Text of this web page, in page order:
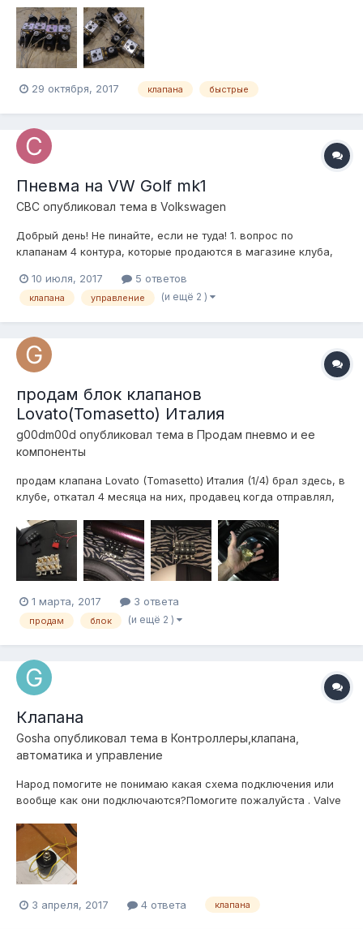
29 октября, 2017 клапана быстрые
Пневма на VW Golf mk1
СВС опубликовал тема в Volkswagen
Добрый день! Не пинайте, если не туда! 1. вопрос по
клапанам 4 контура, которые продаются в магазине клуба,
правильно их готовить чтобы получить максимальное КПД!? 1.
авто гольф мк1 2. Вес ~800 кг ~500/~300 3. Стоят бублики...
10 июля, 2017 5 ответов
клапана управление (и ещё 2 )
продам блок клапанов
Lovato(Tomasetto) Италия
g00dm00d опубликовал тема в Продам пневмо и ее
компоненты
продам клапана Lovato (Tomasetto) Италия (1/4) брал здесь, в
клубе, откатал 4 месяца на них, продавец когда отправлял,
заменить, теперь все ок. так что еще один клапан с
сердечником и катушкой в подарок (обошелся в 1к)...
1 марта, 2017 3 ответа
продам блок (и ещё 2 )
Клапана
Gosha опубликовал тема в Контроллеры,клапана,
автоматика и управление
Народ помогите не понимаю какая схема подключения или
вообще как они подключаются?Помогите пожалуйста . Valve
3 апреля, 2017 4 ответа клапана